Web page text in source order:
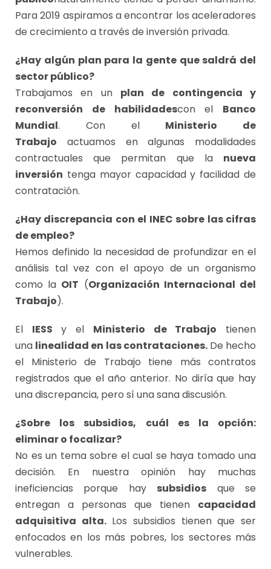
Para 2019 aspiramos a encontrar los aceleradores
de crecimiento a través de inversión privada.
¿Hay algún plan para la gente que saldrá del
sector público?
Trabajamos en un plan de contingencia y
reconversión de habilidadescon el Banco
Mundial. Con el Ministerio de
Trabajo actuamos en algunas modalidades
contractuales que permitan que la nueva
inversión tenga mayor capacidad y facilidad de
contratación.
¿Hay discrepancia con el INEC sobre las cifras
de empleo?
Hemos definido la necesidad de profundizar en el
análisis tal vez con el apoyo de un organismo
como la OIT (Organización Internacional del
Trabajo).
El IESS y el Ministerio de Trabajo tienen
una linealidad en las contrataciones.De hecho
el Ministerio de Trabajo tiene más contratos
registrados que el año anterior. No diría que hay
una discrepancia, pero sí una sana discusión.
¿Sobre los subsidios, cuál es la opción:
eliminar o focalizar?
No es un tema sobre el cual se haya tomado una
decisión. En nuestra opinión hay muchas
ineficiencias porque hay subsidios que se
entregan a personas que tienen capacidad
adquisitiva alta.Los subsidios tienen que ser
enfocados en los más pobres, los sectores más
vulnerables.